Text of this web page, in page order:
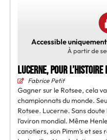
Accessible
À partir de
Lucerne, pour
Fabrice Petit
Gagner sur le Rotsee, cela
championnats du monde.
Rotsee. Lucerne. Sans
l’aviron mondial. Même
canotiers, son Pimm’s et ses